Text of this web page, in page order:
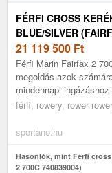
FÉRFI CROSS
BLUE/SILVER
21 119 500 Ft
Férfi Marin Fairfax 2
megoldás azok
mindennapi ingázáshoz
férfi, rowery, rower
sportano.hu
Hasonlók, mint Férfi
2 700C 740839004)